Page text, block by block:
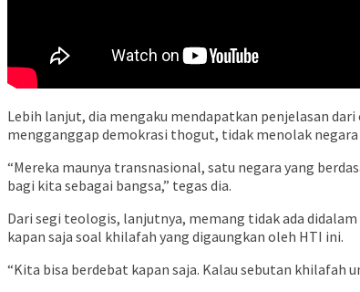
Lebih lanjut, dia mengaku mendapatkan penjelasan
mengganggap demokrasi thogut, tidak menolak negara
“Mereka maunya transnasional, satu negara yang
bagi kita sebagai bangsa,” tegas dia.
Dari segi teologis, lanjutnya, memang tidak ada
kapan saja soal khilafah yang digaungkan oleh HTI ini.
“Kita bisa berdebat kapan saja. Kalau sebutan khilafah